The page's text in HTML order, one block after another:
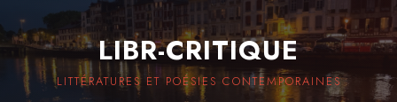
LIBR-CRITIQUE
LITTÉRATURES ET POÉSIES CONTEMPORAINES